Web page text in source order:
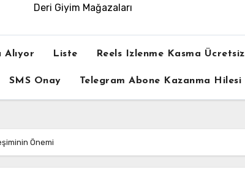
Deri Giyim Mağazaları
Liste Reels Izlenme Kasma Ücretsiz
SMS Onay Telegram Abone Kazanma Hilesi
Önemi